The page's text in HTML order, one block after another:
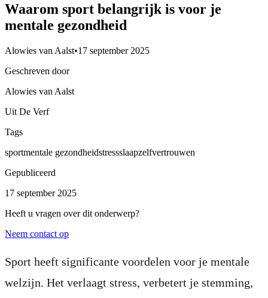
Waarom sport belangrijk is voor je
mentale gezondheid
Alowies van Aalst•17 september 2025
Geschreven door
Alowies van Aalst
Uit De Verf
Tags
sportmentale gezondheidstressslaapzelfvertrouwen
Gepubliceerd
17 september 2025
Heeft u vragen over dit onderwerp?
Neem contact op
Sport heeft significante voordelen voor je mentale
welzijn. Het verlaagt stress, verbetert je stemming,